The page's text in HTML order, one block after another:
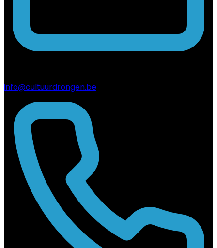
info@cultuurdrongen.be